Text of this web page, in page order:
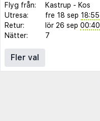
Flyg från: Kastrup - Kos
Utresa:
fre 18 sep 18:55
Retur:
lör 26 sep 00:40
Nätter:
7
Fler val